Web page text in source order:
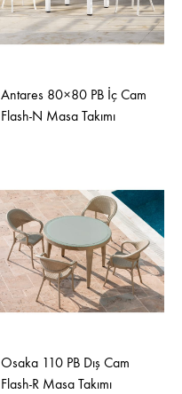
Antares 80×80 PB İç Cam
Flash-N Masa Takımı
Osaka 110 PB Dış Cam
Flash-R Masa Takımı